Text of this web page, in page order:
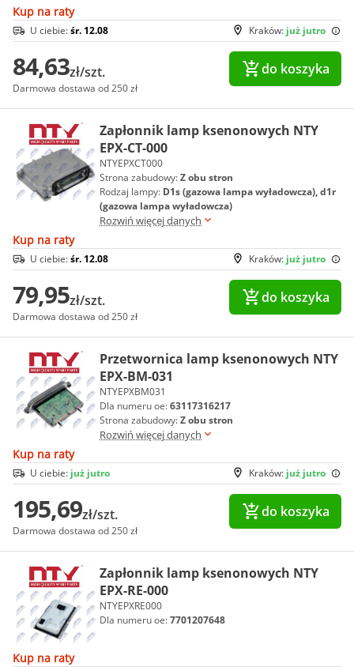
Kup na raty
Kraków: już jutro
U ciebie:śr. 12.08
84,63zł/szt.
Darmowa dostawa od 250 zł
do koszyka
Zapłonnik lamp ksenonowych NTY
EPX-CT-000
NTYEPXCT000
Strona zabudowy:Z obu stron
Rodzaj lampy: D1s (gazowa lampa wyładowcza), d1r
(gazowa lampa wyładowcza)
Rozwiń więcej danych
Kup na raty
Kraków: już jutro
U ciebie:śr. 12.08
79,95zł/szt.
Darmowa dostawa od 250 zł
do koszyka
Przetwornica lamp ksenonowych NTY
EPX-BM-031
NTYEPXBM031
Dla numeru oe:63117316217
Strona zabudowy:Z obu stron
Rozwiń więcej danych
Kup na raty
Kraków: już jutro
U ciebie: już jutro
195,69zł/szt.
Darmowa dostawa od 250 zł
do koszyka
Zapłonnik lamp ksenonowych NTY
EPX-RE-000
NTYEPXRE000
Dla numeru oe:7701207648
Kup na raty